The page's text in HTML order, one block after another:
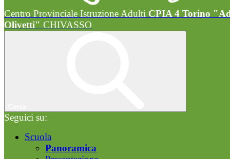
Centro Provinciale Istruzione Adulti CPIA 4 Torino
Olivetti" CHIVASSO
Seguici su:
Scuola
Panoramica